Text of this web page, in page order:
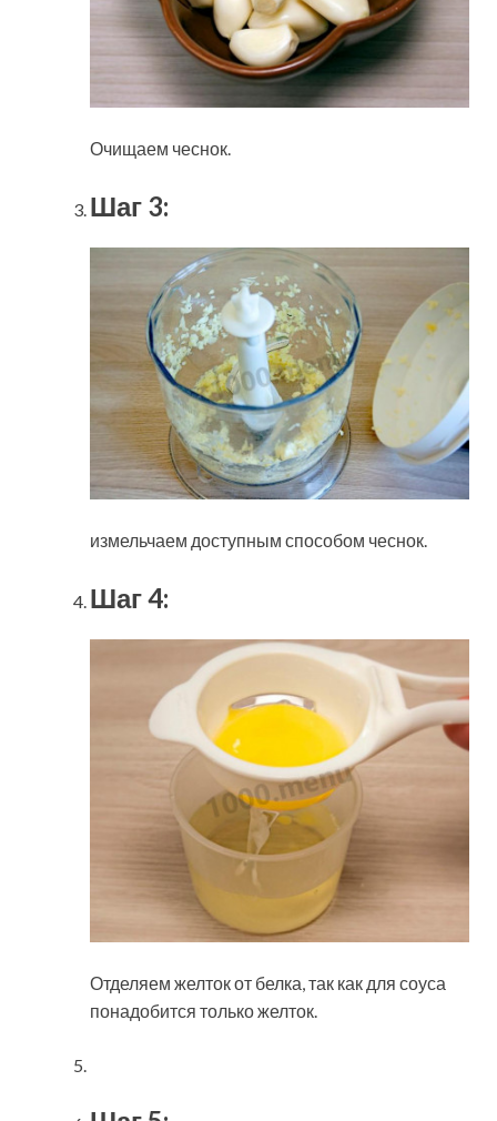
Очищаем чеснок.
Шаг 3:
измельчаем доступным способом чеснок.
Шаг 4:
Отделяем желток от белка, так как для соуса
понадобится только желток.